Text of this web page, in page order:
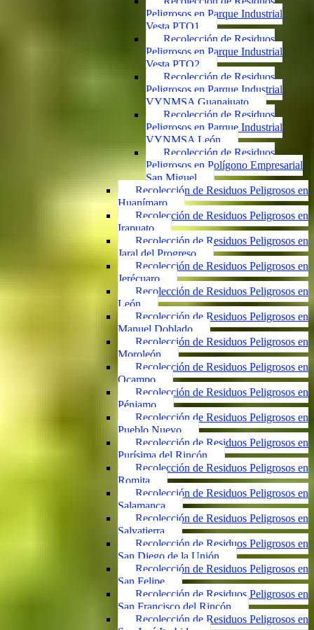
Peligrosos en Parque Industrial
Vesta PTO1
Recolección de Residuos
Peligrosos en Parque Industrial
Vesta PTO2
Recolección de Residuos
Peligrosos en Parque Industrial
VYNMSA Guanajuato
Recolección de Residuos
Peligrosos en Parque Industrial
VYNMSA León
Recolección de Residuos
Peligrosos en Polígono Empresarial
San Miguel
Recolección de Residuos Peligrosos en
Huanímaro
Recolección de Residuos Peligrosos en
Irapuato
Recolección de Residuos Peligrosos en
Jaral del Progreso
Recolección de Residuos Peligrosos en
Jerécuaro
Recolección de Residuos Peligrosos en
León
Recolección de Residuos Peligrosos en
Manuel Doblado
Recolección de Residuos Peligrosos en
Moroleón
Recolección de Residuos Peligrosos en
Ocampo
Recolección de Residuos Peligrosos en
Pénjamo
Recolección de Residuos Peligrosos en
Pueblo Nuevo
Recolección de Residuos Peligrosos en
Purísima del Rincón
Recolección de Residuos Peligrosos en
Romita
Recolección de Residuos Peligrosos en
Salamanca
Recolección de Residuos Peligrosos en
Salvatierra
Recolección de Residuos Peligrosos en
San Diego de la Unión
Recolección de Residuos Peligrosos en
San Felipe
Recolección de Residuos Peligrosos en
San Francisco del Rincón
Recolección de Residuos Peligrosos en